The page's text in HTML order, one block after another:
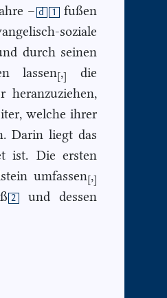
– d 1
fußen
soziale
durch seinen
lassen[,]
die
heranzuziehen,
welche ihrer
Darin liegt das
ist. Die ersten
umfassen[,]
2
und dessen